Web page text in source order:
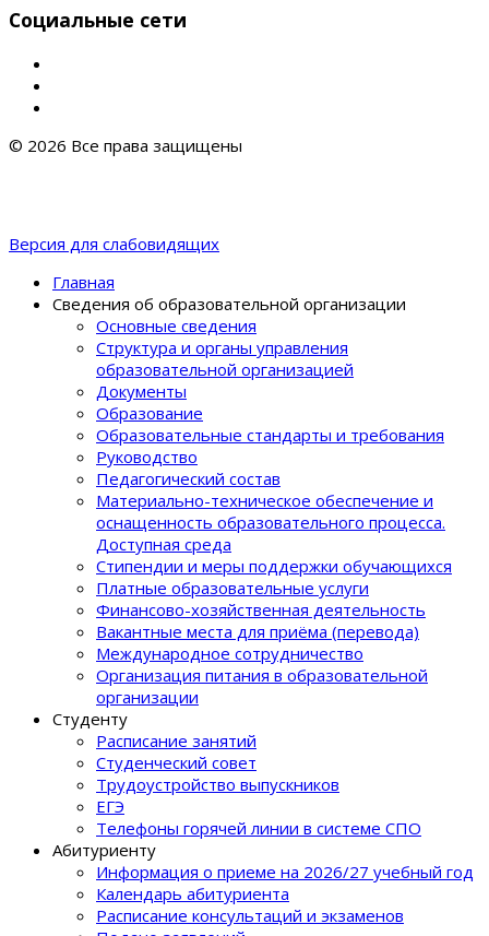
Социальные сети
© 2026 Все права защищены
Версия для слабовидящих
Главная
Сведения об образовательной организации
Основные сведения
Структура и органы управления
образовательной организацией
Документы
Образование
Образовательные стандарты и требования
Руководство
Педагогический состав
Материально-техническое обеспечение и
оснащенность образовательного процеcса.
Доступная среда
Стипендии и меры поддержки обучающихся
Платные образовательные услуги
Финансово-хозяйственная деятельность
Вакантные места для приёма (перевода)
Международное сотрудничество
Организация питания в образовательной
организации
Студенту
Расписание занятий
Студенческий совет
Трудоустройство выпускников
ЕГЭ
Телефоны горячей линии в системе СПО
Абитуриенту
Информация о приеме на 2026/27 учебный год
Календарь абитуриента
Расписание консультаций и экзаменов